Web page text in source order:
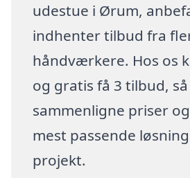
udestue i Ørum,
indhenter tilbud fra
håndværkere. Hos os
og gratis få 3 tilbud,
sammenligne priser
mest passende
projekt.